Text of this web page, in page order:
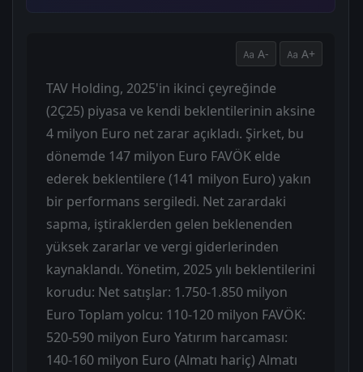
A- A+
TAV Holding, 2025'in ikinci çeyreğinde
(2Ç25) piyasa ve kendi beklentilerinin aksine
4 milyon Euro net zarar açıkladı. Şirket, bu
dönemde 147 milyon Euro FAVÖK elde
ederek beklentilere (141 milyon Euro) yakın
bir performans sergiledi. Net zarardaki
sapma, iştiraklerden gelen beklenenden
yüksek zararlar ve vergi giderlerinden
kaynaklandı. Yönetim, 2025 yılı beklentilerini
korudu: Net satışlar: 1.750-1.850 milyon
Euro Toplam yolcu: 110-120 milyon FAVÖK:
520-590 milyon Euro Yatırım harcaması:
140-160 milyon Euro (Almatı hariç) Almatı